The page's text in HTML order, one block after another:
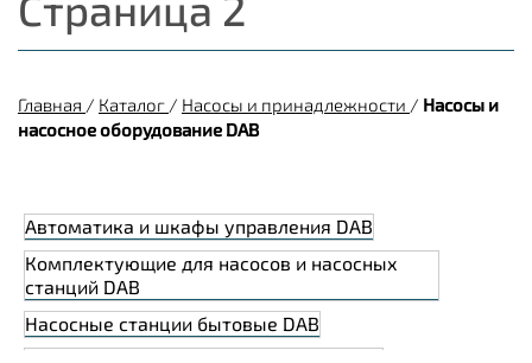
Главная / Каталог / Насосы и принадлежности / Насосы и
насосное оборудование DAB
Автоматика и шкафы управления DAB
Комплектующие для насосов и насосных
станций DAB
Насосные станции бытовые DAB